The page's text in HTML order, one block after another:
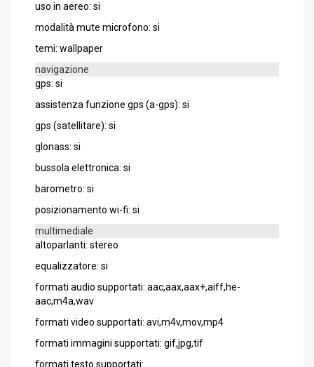
uso in aereo: si
modalità mute microfono: si
temi: wallpaper
navigazione
gps: si
assistenza funzione gps (a-gps): si
gps (satellitare): si
glonass: si
bussola elettronica: si
barometro: si
posizionamento wi-fi: si
multimediale
altoparlanti: stereo
equalizzatore: si
formati audio supportati: aac,aax,aax+,aiff,he-
aac,m4a,wav
formati video supportati: avi,m4v,mov,mp4
formati immagini supportati: gif,jpg,tif
formati testo supportati: